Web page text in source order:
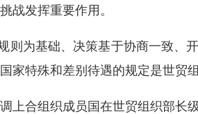
战发挥重要作用。
为基础、决策基于协商一致、
特殊和差别待遇的规定是世贸
合组织成员国在世贸组织部长